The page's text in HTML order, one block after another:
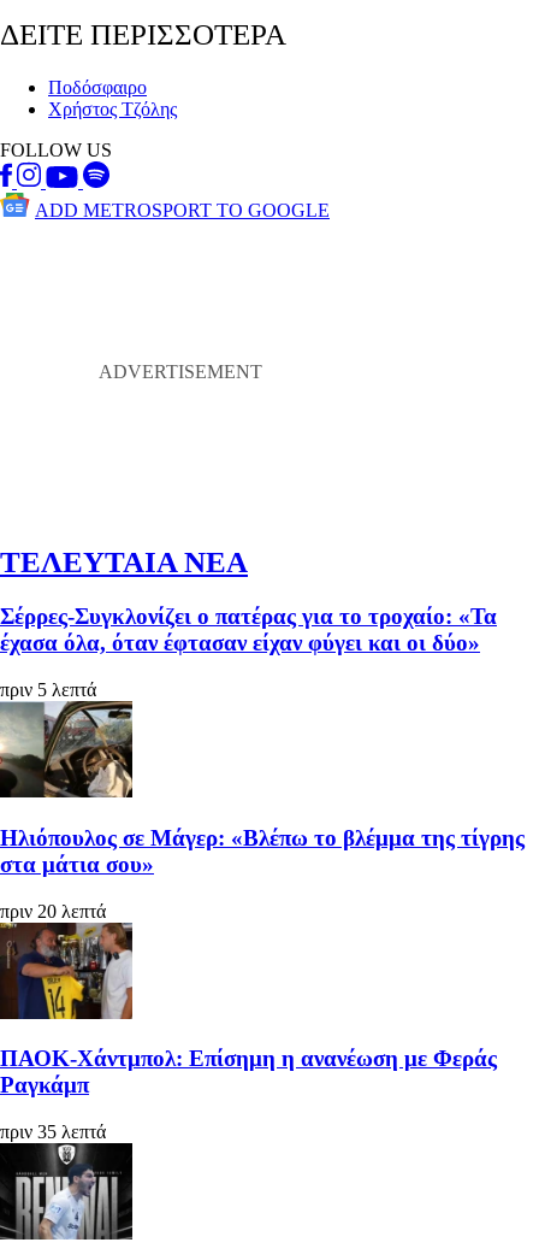
ΔΕΙΤΕ ΠΕΡΙΣΣΟΤΕΡΑ
Ποδόσφαιρο
Χρήστος Τζόλης
FOLLOW US
ADD METROSPORT TO GOOGLE
ΤΕΛΕΥΤΑΙΑ ΝΕΑ
Σέρρες-Συγκλονίζει ο πατέρας για το τροχαίο: «Τα
έχασα όλα, όταν έφτασαν είχαν φύγει και οι δύο»
πριν 5 λεπτά
Ηλιόπουλος σε Μάγερ: «Βλέπω το βλέμμα της τίγρης
στα μάτια σου»
πριν 20 λεπτά
ΠΑΟΚ-Χάντμπολ: Επίσημη η ανανέωση με Φεράς
Ραγκάμπ
πριν 35 λεπτά